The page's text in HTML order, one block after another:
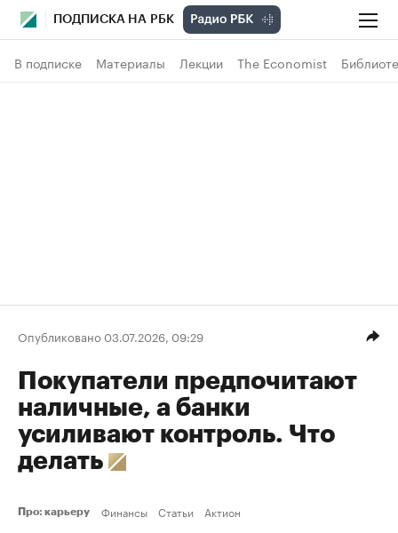
ПОДПИСКА НА РБК
В подписке Материалы Лекции The Economist
Опубликовано 03.07.2026, 09:29
Покупатели предпочитают
наличные, а банки
усиливают контроль. Что
делать
Про: карьеру Финансы Статьи Актион